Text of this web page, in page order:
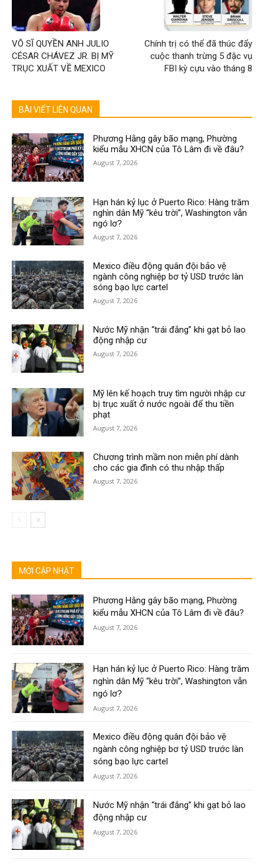
VÕ SĨ QUYỀN ANH JULIO
CÉSAR CHÁVEZ JR. BỊ MỸ
TRỤC XUẤT VỀ MEXICO
Chính trị có thể đã thúc đẩy
cuộc thanh trừng 5 đặc vụ
FBI kỳ cựu vào tháng 8
BÀI VIẾT LIÊN QUAN
Phương Hằng gây bão mạng, Phường
kiểu mẫu XHCN của Tô Lâm đi về đâu?
August 7, 2026
Hạn hán kỷ lục ở Puerto Rico: Hàng trăm
nghìn dân Mỹ “kêu trời”, Washington vẫn
ngó lơ?
August 7, 2026
Mexico điều động quân đội bảo vệ
ngành công nghiệp bơ tỷ USD trước làn
sóng bạo lực cartel
August 7, 2026
Nước Mỹ nhận “trái đắng” khi gạt bỏ lao
động nhập cư
August 7, 2026
Mỹ lên kế hoạch truy tìm người nhập cư
bị trục xuất ở nước ngoài để thu tiền
phạt
August 7, 2026
Chương trình mầm non miễn phí dành
cho các gia đình có thu nhập thấp
August 7, 2026
MỚI CẬP NHẬT
Phương Hằng gây bão mạng, Phường
kiểu mẫu XHCN của Tô Lâm đi về đâu?
August 7, 2026
Hạn hán kỷ lục ở Puerto Rico: Hàng trăm
nghìn dân Mỹ “kêu trời”, Washington vẫn
ngó lơ?
August 7, 2026
Mexico điều động quân đội bảo vệ
ngành công nghiệp bơ tỷ USD trước làn
sóng bạo lực cartel
August 7, 2026
Nước Mỹ nhận “trái đắng” khi gạt bỏ lao
động nhập cư
August 7, 2026